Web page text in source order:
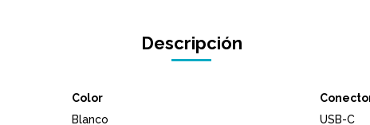
Descripción
Color
Blanco
USB-C